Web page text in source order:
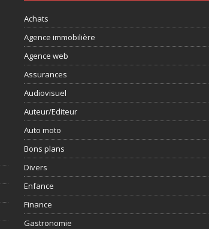
Achats
Agence immobilière
Agence web
Assurances
Audiovisuel
Auteur/Editeur
Auto moto
Bons plans
Divers
Enfance
Finance
Gastronomie